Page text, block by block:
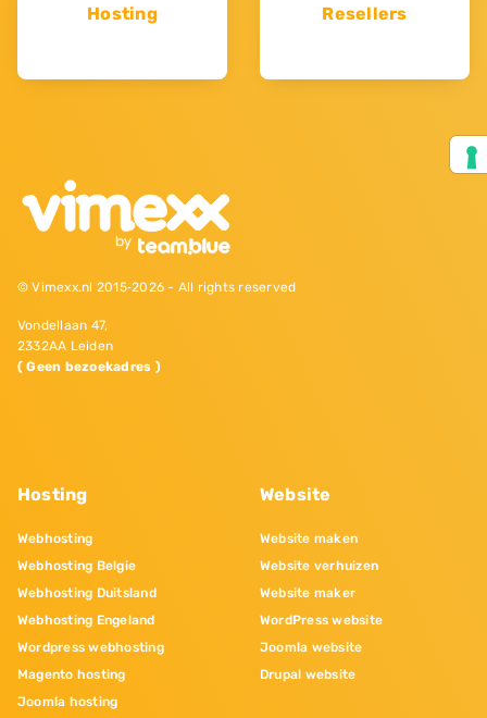
Hosting Resellers
© Vimexx.nl 2015‐2026 - All rights reserved
Vondellaan 47,
2332AA Leiden
( Geen bezoekadres )
Hosting
Webhosting
Webhosting Belgie
Webhosting Duitsland
Webhosting Engeland
Wordpress webhosting
Magento hosting
Joomla hosting
Website
Website maken
Website verhuizen
Website maker
WordPress website
Joomla website
Drupal website